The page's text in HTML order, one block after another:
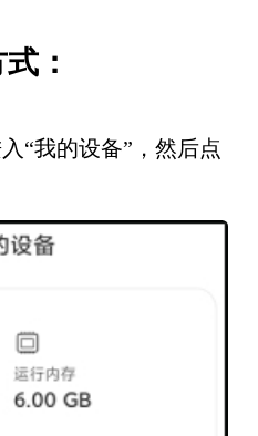
：
“我的设备”，然后点